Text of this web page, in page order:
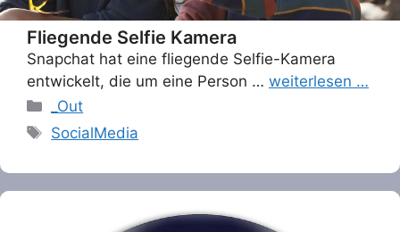
Fliegende Selfie Kamera
Snapchat hat eine fliegende Selfie-Kamera
entwickelt, die um eine Person … weiterlesen …
Categories
_Out
Tags
SocialMedia